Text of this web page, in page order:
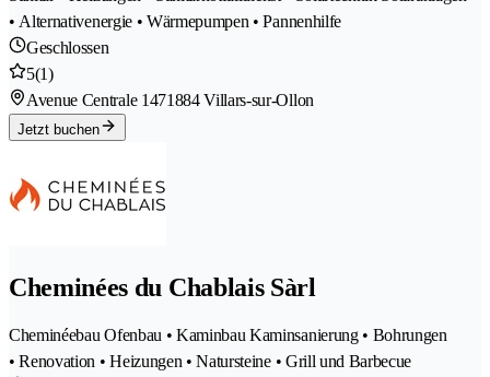
• Alternativenergie • Wärmepumpen • Pannenhilfe
Geschlossen
5(1)
Avenue Centrale 1471884 Villars-sur-Ollon
Jetzt buchen
Cheminées du Chablais Sàrl
Cheminéebau Ofenbau • Kaminbau Kaminsanierung • Bohrungen
• Renovation • Heizungen • Natursteine • Grill und Barbecue